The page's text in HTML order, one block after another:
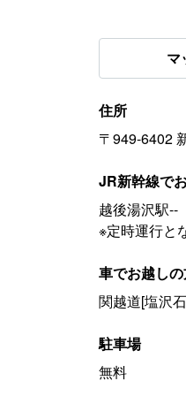
マ
住所
〒949-6402
JR新幹線で
越後湯沢駅--
※定時運行と
車でお越し
関越道[塩沢
駐車場
無料